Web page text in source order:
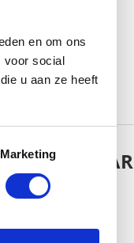
en om ons
voor social
u aan ze heeft
MarketingMET HAAR